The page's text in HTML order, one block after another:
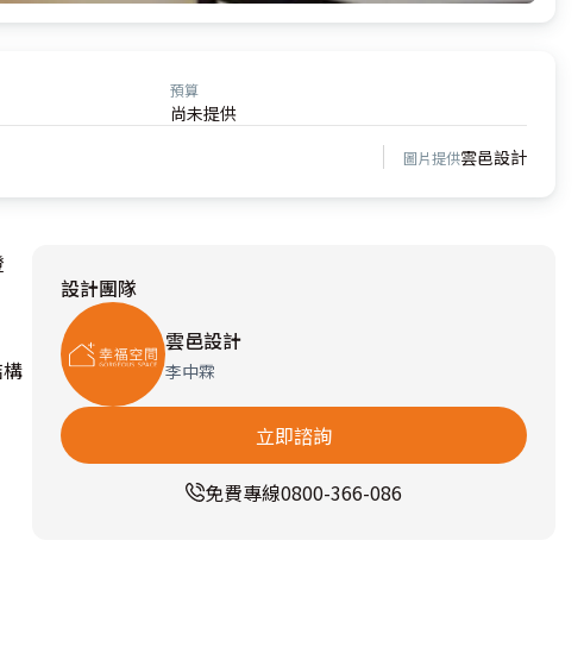
預算
尚未提供
圖片提供雲邑設計
設計團隊
雲邑設計
李中霖
立即諮詢
免費專線0800-366-086